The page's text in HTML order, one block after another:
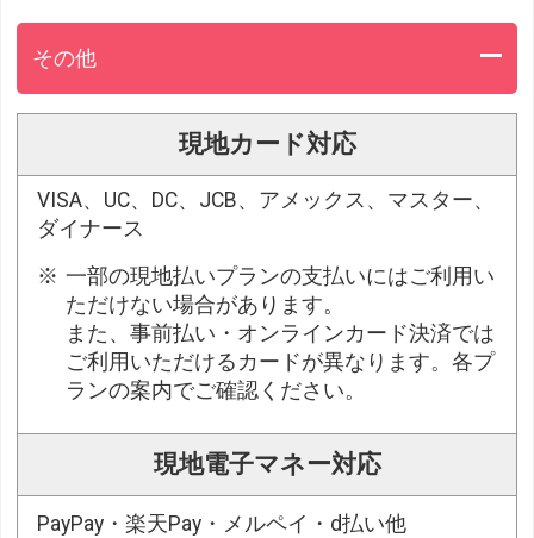
その他
現地カード対応
VISA、UC、DC、JCB、アメックス、マスター、
ダイナース
一部の現地払いプランの支払いにはご利用い
ただけない場合があります。
また、事前払い・オンラインカード決済では
ご利用いただけるカードが異なります。各プ
ランの案内でご確認ください。
現地電子マネー対応
PayPay・楽天Pay・メルペイ・d払い他